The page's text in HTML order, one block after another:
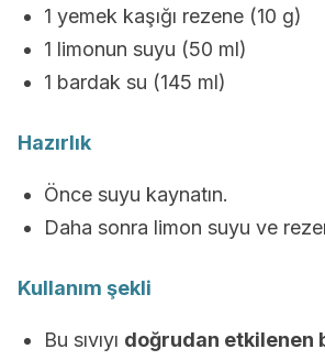
1 yemek kaşığı rezene (10 g)
1 limonun suyu (50 ml)
1 bardak su (145 ml)
Hazırlık
Önce suyu kaynatın.
Daha sonra limon suyu ve
Kullanım şekli
Bu sıvıyı doğrudan etkilenen